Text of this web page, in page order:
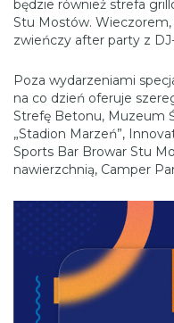
będzie również strefa
Stu Mostów. Wieczorem,
zwieńczy after party z
Poza wydarzeniami
na co dzień oferuje
Strefę Betonu, Muzeum
„Stadion Marzeń”,
Sports Bar Browar Stu
nawierzchnią, Camper